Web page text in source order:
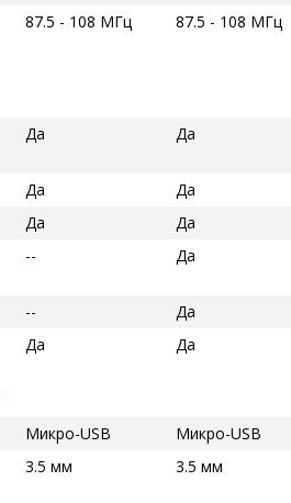
87.5 - 108 МГц 87.5 - 108 МГц
Да Да
Да
Да
Да
Да
-- Да
--
Да
Да Да
Микро-USB
Микро-USB
3.5 мм 3.5 мм